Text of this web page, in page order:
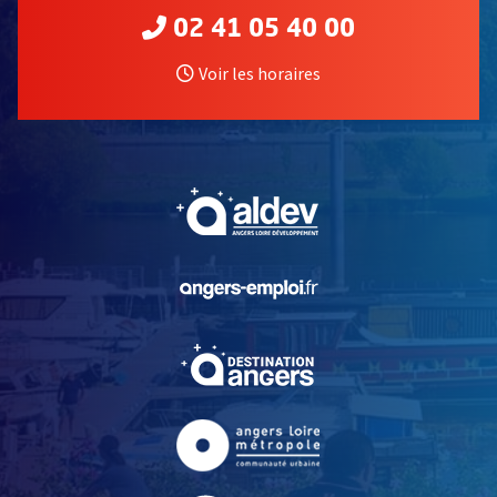
02 41 05 40 00
Voir les horaires
, Ouvre une nouvelle
, Ouvre une nouvelle